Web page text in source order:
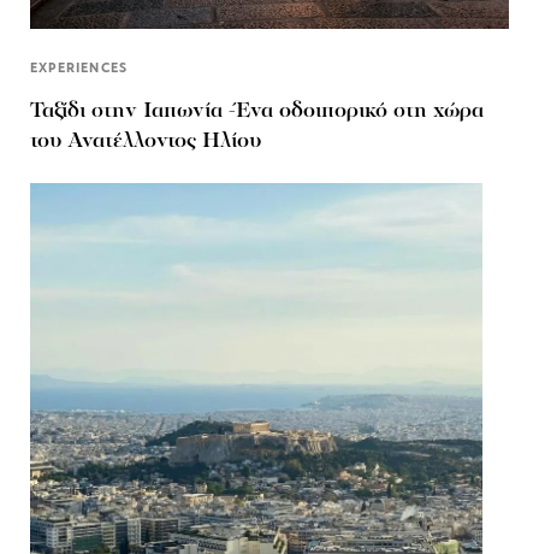
EXPERIENCES
Ταξίδι στην Ιαπωνία -Ένα οδοιπορικό στη χώρα
του Ανατέλλοντος Ηλίου